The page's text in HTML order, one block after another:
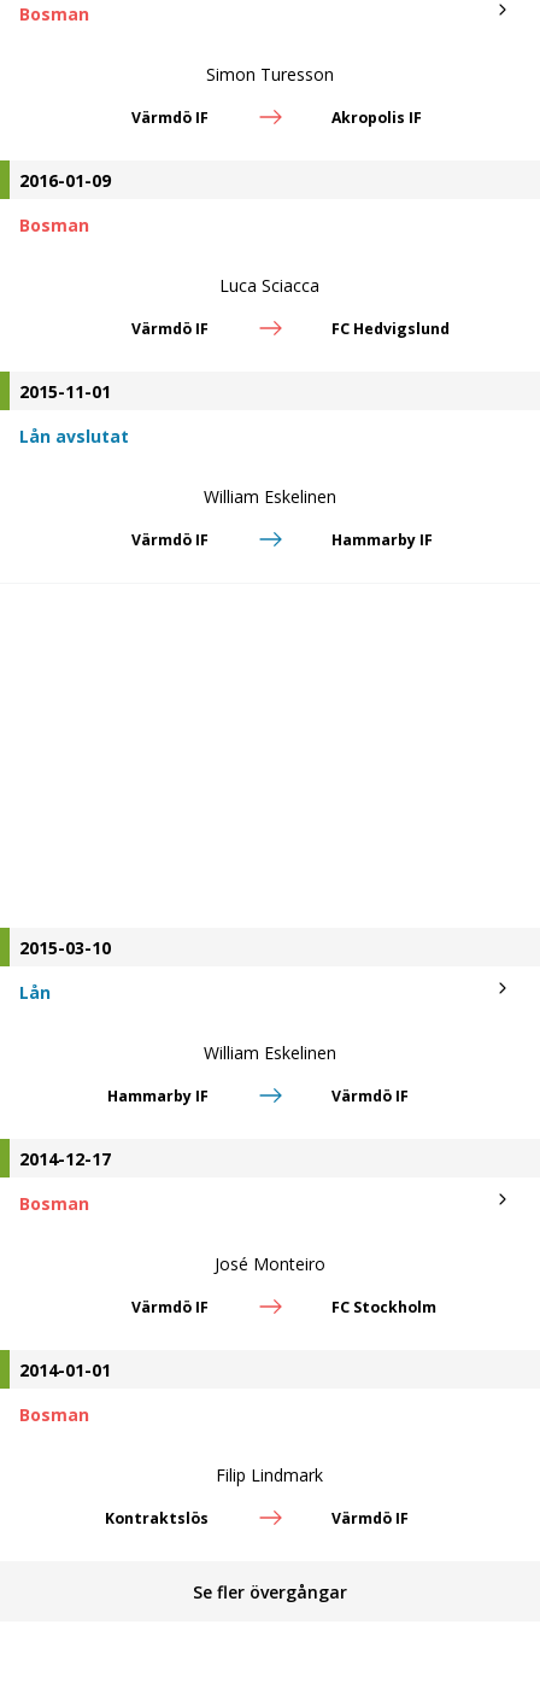
Bosman
Simon Turesson
Värmdö IF Akropolis IF
2016-01-09
Bosman
Luca Sciacca
Värmdö IF FC Hedvigslund
2015-11-01
Lån avslutat
William Eskelinen
Värmdö IF Hammarby IF
2015-03-10
Lån
William Eskelinen
Hammarby IF Värmdö IF
2014-12-17
Bosman
José Monteiro
Värmdö IF FC Stockholm
2014-01-01
Bosman
Filip Lindmark
Kontraktslös Värmdö IF
Se fler övergångar